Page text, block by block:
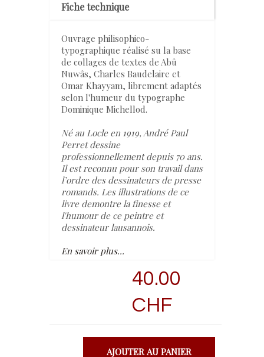
Fiche technique
Ouvrage philisophico-
typographique réalisé su la base
de collages de textes de Abû
Nuwâs, Charles Baudelaire et
Omar Khayyam, librement adaptés
selon l'humeur du typographe
Dominique Michellod.
Né au Locle en 1919, André Paul
Perret dessine
professionnellement depuis 70 ans.
Il est reconnu pour son travail dans
l’ordre des dessinateurs de presse
romands. Les illustrations de ce
livre demontre la finesse et
l'humour de ce peintre et
dessinateur lausannois.
En savoir plus...
40.00
CHF